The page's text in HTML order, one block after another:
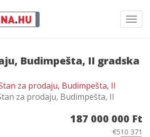
Budimpešta, II gradska
za prodaju, Budimpešta, II
za prodaju, Budimpešta, II
187 000 000 Ft
€510 371